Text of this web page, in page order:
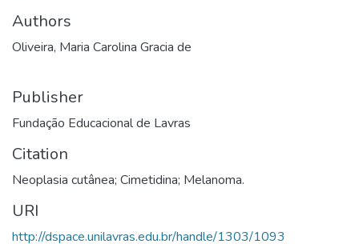
Authors
Oliveira, Maria Carolina Gracia de
Publisher
Fundação Educacional de Lavras
Citation
Neoplasia cutânea; Cimetidina; Melanoma.
URI
http://dspace.unilavras.edu.br/handle/1303/1093